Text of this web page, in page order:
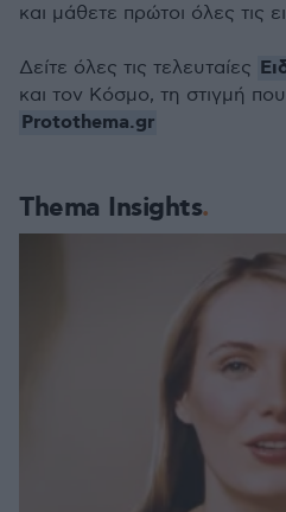
Thema Insights
και μάθετε πρώτοι όλες τις
Δείτε όλες τις τελευταίες
και τον Κόσμο, τη στιγμή
Protothema.gr